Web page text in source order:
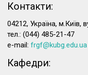
Контакти:
04212, Україна, м.Київ,
тел.: (044) 485-21-47
e-mail: frgf@kubg.edu.ua
Кафедри: